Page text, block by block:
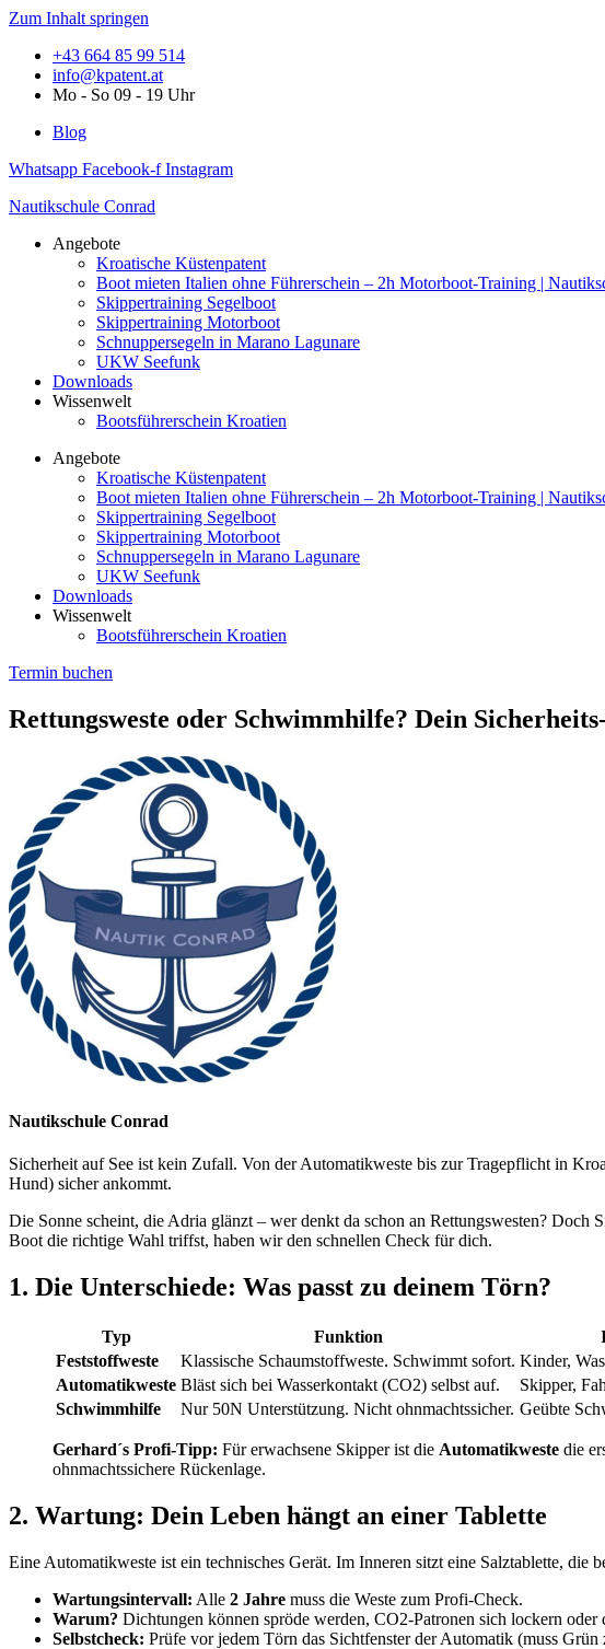
Zum Inhalt springen
+43 664 85 99 514
info@kpatent.at
Mo - So 09 - 19 Uhr
Blog
Whatsapp Facebook-f Instagram
Nautikschule Conrad
Angebote
Kroatische Küstenpatent
Boot mieten Italien ohne Führerschein – 2h Motorboot-Training |
Skippertraining Segelboot
Skippertraining Motorboot
Schnuppersegeln in Marano Lagunare
UKW Seefunk
Downloads
Wissenwelt
Bootsführerschein Kroatien
Angebote
Kroatische Küstenpatent
Boot mieten Italien ohne Führerschein – 2h Motorboot-Training |
Skippertraining Segelboot
Skippertraining Motorboot
Schnuppersegeln in Marano Lagunare
UKW Seefunk
Downloads
Wissenwelt
Bootsführerschein Kroatien
Termin buchen
Rettungsweste oder Schwimmhilfe? Dein
Nautikschule Conrad
Sicherheit auf See ist kein Zufall. Von der Automatikweste bis zur Tragepflicht in
Hund) sicher ankommt.
Die Sonne scheint, die Adria glänzt – wer denkt da schon an Rettungswesten?
Boot die richtige Wahl triffst, haben wir den schnellen Check für dich.
1. Die Unterschiede: Was passt zu deinem Törn?
Typ Funktion
Feststoffweste
Klassische Schaumstoffweste. Schwimmt sofort. Kinder,
Automatikweste Bläst sich bei Wasserkontakt (CO2) selbst auf.
Skipper,
Schwimmhilfe
Nur 50N Unterstützung. Nicht ohnmachtssicher. Geübte
Gerhard´s Profi-Tipp: Für erwachsene Skipper ist die Automatikweste die
ohnmachtssichere Rückenlage.
2. Wartung: Dein Leben hängt an einer Tablette
Eine Automatikweste ist ein technisches Gerät. Im Inneren sitzt eine Salztablette, die
Wartungsintervall: Alle 2 Jahre muss die Weste zum Profi-Check.
Warum? Dichtungen können spröde werden, CO2-Patronen sich lockern
Selbstcheck: Prüfe vor jedem Törn das Sichtfenster der Automatik (muss Grün